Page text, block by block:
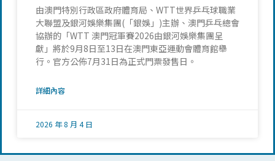
由澳門特別行政區政府體育局、WTT世界乒乓球職業
大聯盟及銀河娛樂集團(「銀娛」)主辦、澳門乒乓總會
協辦的「WTT 澳門冠軍賽2026由銀河娛樂集團呈
獻」將於9月8日至13日在澳門東亞運動會體育館舉
行。官方公佈7月31日為正式門票發售日。
詳細內容
2026 年 8 月 4 日